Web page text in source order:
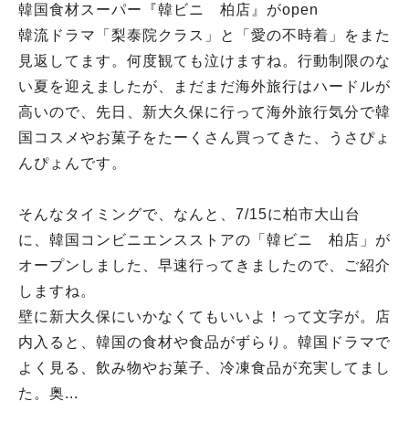
韓国食材スーパー『韓ビニ 柏店』がopen
韓流ドラマ「梨泰院クラス」と「愛の不時着」をまた
見返してます。何度観ても泣けますね。行動制限のな
い夏を迎えましたが、まだまだ海外旅行はハードルが
高いので、先日、新大久保に行って海外旅行気分で韓
国コスメやお菓子をたーくさん買ってきた、うさぴょ
んぴょんです。
そんなタイミングで、なんと、7/15に柏市大山台
に、韓国コンビニエンスストアの「韓ビニ 柏店」が
オープンしました、早速行ってきましたので、ご紹介
しますね。
壁に新大久保にいかなくてもいいよ！って文字が。店
内入ると、韓国の食材や食品がずらり。韓国ドラマで
よく見る、飲み物やお菓子、冷凍食品が充実してまし
た。奥...